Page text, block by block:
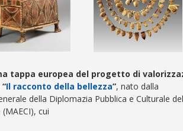
tappa europea del progetto di
Il racconto della bellezza”, nato dalla
della Diplomazia Pubblica e Culturale del
cui